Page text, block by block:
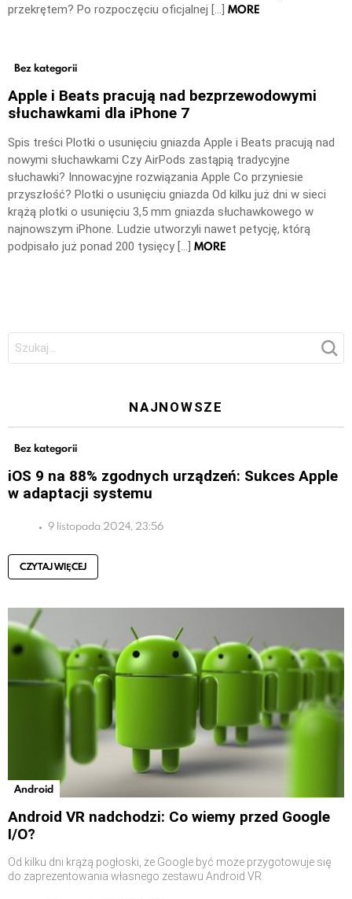
przekrętem? Po rozpoczęciu oficjalnej […] MORE
Bez kategorii
Apple i Beats pracują nad bezprzewodowymi
słuchawkami dla iPhone 7
Spis treści Plotki o usunięciu gniazda Apple i Beats pracują nad
nowymi słuchawkami Czy AirPods zastąpią tradycyjne
słuchawki? Innowacyjne rozwiązania Apple Co przyniesie
przyszłość? Plotki o usunięciu gniazda Od kilku już dni w sieci
krążą plotki o usunięciu 3,5 mm gniazda słuchawkowego w
najnowszym iPhone. Ludzie utworzyli nawet petycję, którą
podpisało już ponad 200 tysięcy […] MORE
Szukaj:
NAJNOWSZE
Bez kategorii
iOS 9 na 88% zgodnych urządzeń: Sukces Apple
w adaptacji systemu
9 listopada 2024, 23:56
CZYTAJ WIĘCEJ
Android
Android VR nadchodzi: Co wiemy przed Google
I/O?
Od kilku dni krążą pogłoski, że Google być może przygotowuje się
do zaprezentowania własnego zestawu Android VR